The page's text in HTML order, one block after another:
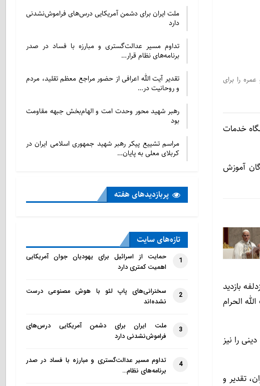
را برای
خدمات
آموزش
بازدید
الحرام
را نیز
تقدیر و
ملت ایران برای دشمن آمریکایی درس‌های فراموش‌نشدنی
دارد
تداوم مسیر عدالت‌گستری و مبارزه با فساد در صدر
برنامه‌های نظام قرار…
تقدیر آیت الله اعرافی از حضور مراجع معظم تقلید، مردم
و روحانیت در…
رهبر شهید محور وحدت امت و الهام‌بخش جبهه مقاومت
بود
مراسم تشییع پیکر رهبر شهید جمهوری اسلامی ایران در
کربلای معلی به پایان…
پربازدید‌های هفته
تازه‌‌های سایت
1
حمایت از اسرائیل برای یهودیان جوان آمریکایی
اهمیت کمتری دارد
2
سخنرانی‌های پاپ لئو با هوش مصنوعی درست
نشده‌اند
3
ملت ایران برای دشمن آمریکایی درس‌های
فراموش‌نشدنی دارد
4
تداوم مسیر عدالت‌گستری و مبارزه با فساد در صدر
برنامه‌های نظام…